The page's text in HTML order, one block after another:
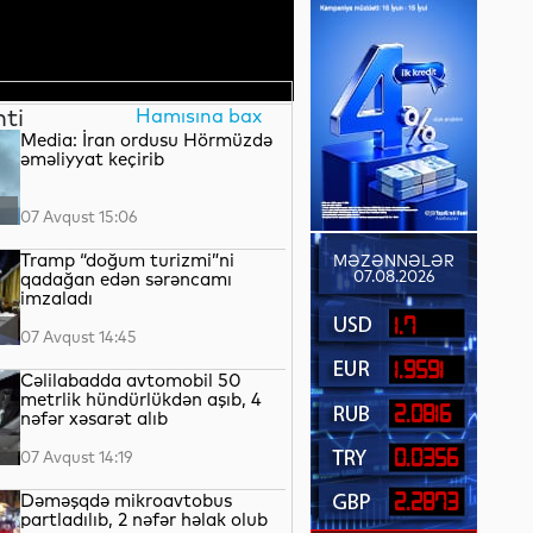
Hamısına bax
Media: İran ordusu Hörmüzdə
əməliyyat keçirib
07 Avqust 15:06
Tramp “doğum turizmi”ni
qadağan edən sərəncamı
imzaladı
07 Avqust 14:45
Cəlilabadda avtomobil 50
metrlik hündürlükdən aşıb, 4
nəfər xəsarət alıb
07 Avqust 14:19
Dəməşqdə mikroavtobus
partladılıb, 2 nəfər həlak olub
MƏZƏNNƏLƏR
07.08.2026
1.7
1.9591
2.0816
0.0356
2.2873